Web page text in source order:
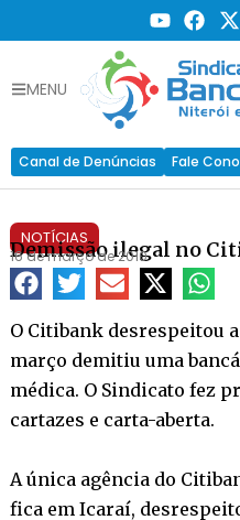
MENU
Canal de Denúncias Fale
NOTÍCIAS
Demissão ilegal no
16 de março de 2010
O Citibank desrespeitou
março demitiu uma
médica. O Sindicato fez
cartazes e carta-aberta.
A única agência do
fica em Icaraí,